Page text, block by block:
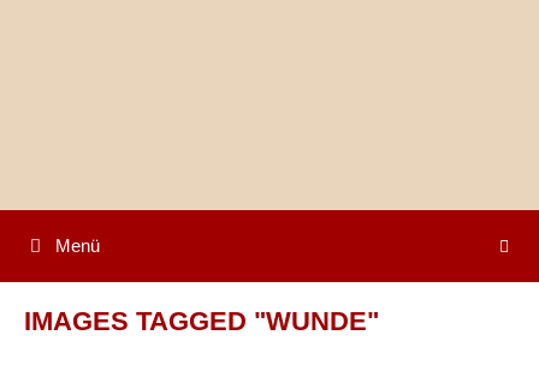
Menü
IMAGES TAGGED "WUNDE"